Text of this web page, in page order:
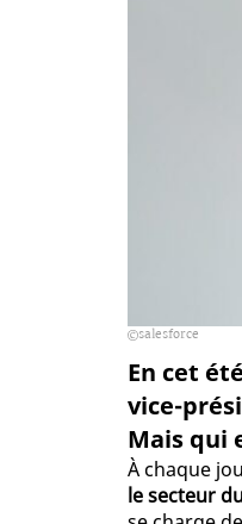
salesforce
En cet
vice-
Mais qui
À chaque
le secteur